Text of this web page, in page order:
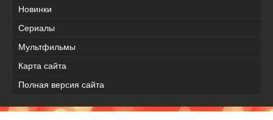
Новинки
Сериалы
Мультфильмы
Карта сайта
Полная версия сайта